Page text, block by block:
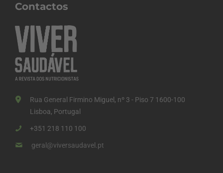
Contactos
Rua General Firmino Miguel, nº 3 - Piso 7 1600-100
Lisboa, Portugal
+351 218 110 100
geral@viversaudavel.pt